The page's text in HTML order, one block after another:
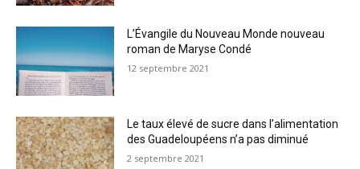
L’Évangile du Nouveau Monde nouveau
roman de Maryse Condé
12 septembre 2021
Le taux élevé de sucre dans l’alimentation
des Guadeloupéens n’a pas diminué
2 septembre 2021